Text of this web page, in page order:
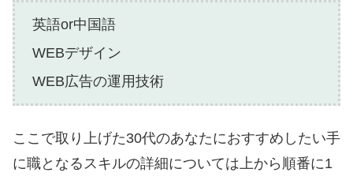
英語or中国語
WEBデザイン
WEB広告の運用技術
ここで取り上げた30代のあなたにおすすめしたい手
に職となるスキルの詳細については上から順番に1